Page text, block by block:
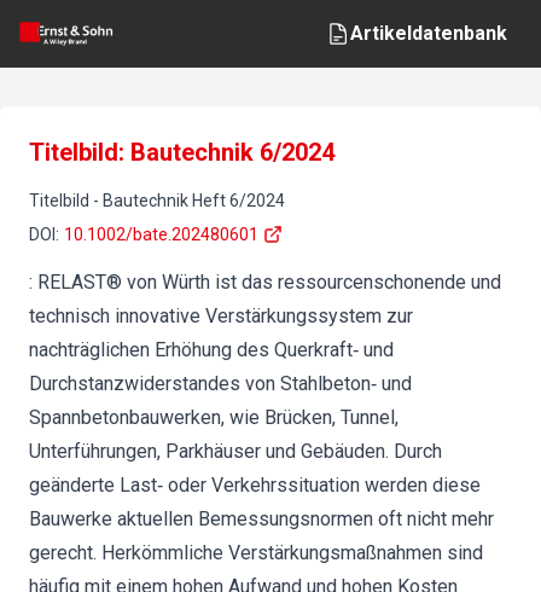
Artikeldatenbank
Titelbild: Bautechnik 6/2024
Titelbild - Bautechnik Heft6/2024
DOI : 10.1002/bate.202480601
: RELAST® von Würth ist das ressourcenschonende und
technisch innovative Verstärkungssystem zur
nachträglichen Erhöhung des Querkraft‐ und
Durchstanzwiderstandes von Stahlbeton‐ und
Spannbetonbauwerken, wie Brücken, Tunnel,
Unterführungen, Parkhäuser und Gebäuden. Durch
geänderte Last‐ oder Verkehrssituation werden diese
Bauwerke aktuellen Bemessungsnormen oft nicht mehr
gerecht. Herkömmliche Verstärkungsmaßnahmen sind
häufig mit einem hohen Aufwand und hohen Kosten